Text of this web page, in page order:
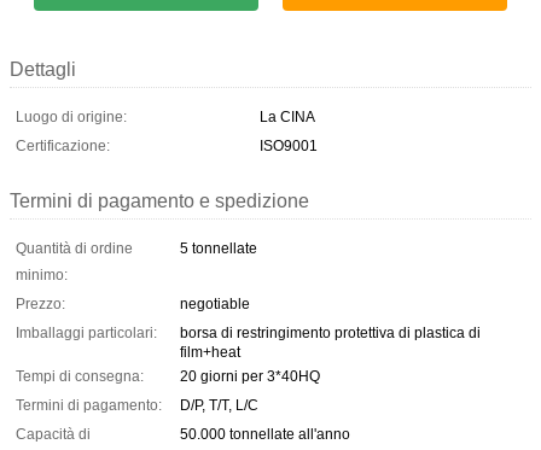
Dettagli
Luogo di origine:
La CINA
Certificazione:
ISO9001
Termini di pagamento e spedizione
Quantità di ordine
minimo:
5 tonnellate
Prezzo:
negotiable
Imballaggi particolari:
borsa di restringimento protettiva di plastica di
film+heat
Tempi di consegna:
20 giorni per 3*40HQ
Termini di pagamento:
D/P, T/T, L/C
Capacità di
50.000 tonnellate all'anno